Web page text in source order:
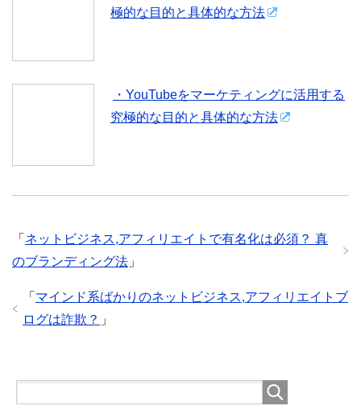
極的な目的と具体的な方法
・YouTubeをマーケティングに活用する
究極的な目的と具体的な方法
「 ネットビジネス,アフィリエイトで有名化は必須？ 真
のブランディング法 」
「 マインド系ばかりのネットビジネス,アフィリエイトブ
ログは詐欺？ 」